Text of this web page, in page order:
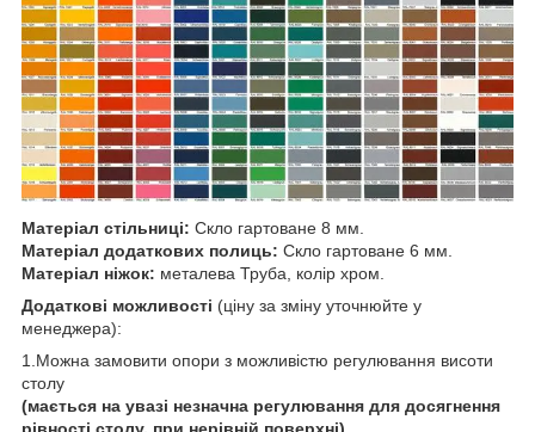
Матеріал стільниці: Скло гартоване 8 мм.
Матеріал додаткових полиць: Скло гартоване 6 мм.
Матеріал ніжок: металева Труба, колір хром.
Додаткові можливості (ціну за зміну уточнюйте у
менеджера):
1.Можна замовити опори з можливістю регулювання висоти
столу
(мається на увазі незначна регулювання для досягнення
рівності столу, при нерівній поверхні)